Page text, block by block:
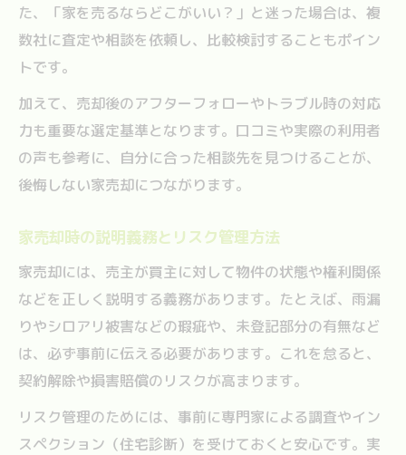
た、「家を売るならどこがいい？」と迷った場合は、複
数社に査定や相談を依頼し、比較検討することもポイン
トです。
加えて、売却後のアフターフォローやトラブル時の対応
力も重要な選定基準となります。口コミや実際の利用者
の声も参考に、自分に合った相談先を見つけることが、
後悔しない家売却につながります。
家売却時の説明義務とリスク管理方法
家売却には、売主が買主に対して物件の状態や権利関係
などを正しく説明する義務があります。たとえば、雨漏
りやシロアリ被害などの瑕疵や、未登記部分の有無など
は、必ず事前に伝える必要があります。これを怠ると、
契約解除や損害賠償のリスクが高まります。
リスク管理のためには、事前に専門家による調査やイン
スペクション（住宅診断）を受けておくと安心です。実